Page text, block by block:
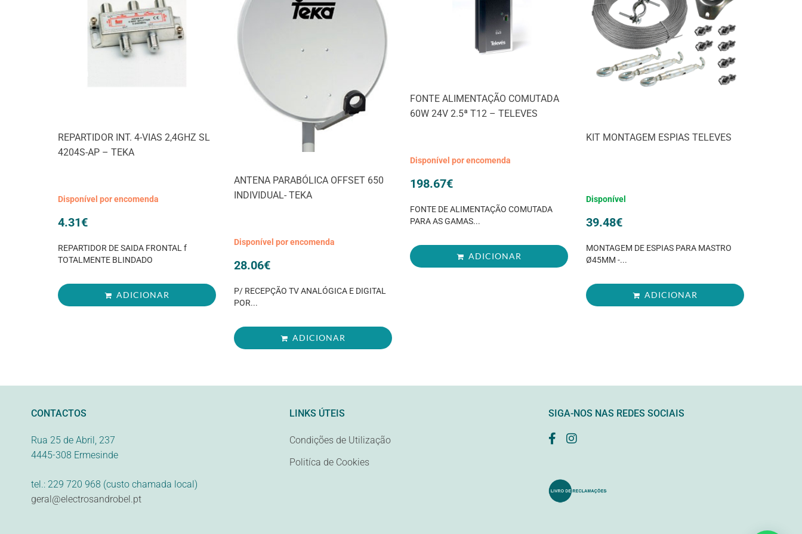
REPARTIDOR INT. 4-VIAS 2,4GHZ SL
4204S-AP – TEKA
Disponível por encomenda
4.31€
REPARTIDOR DE SAIDA FRONTAL f
TOTALMENTE BLINDADO
ADICIONAR
ANTENA PARABÓLICA OFFSET 650
INDIVIDUAL- TEKA
Disponível por encomenda
28.06€
P/ RECEPÇÃO TV ANALÓGICA E DIGITAL
POR...
ADICIONAR
FONTE ALIMENTAÇÃO COMUTADA
60W 24V 2.5ª T12 – TELEVES
Disponível por encomenda
198.67€
FONTE DE ALIMENTAÇÃO COMUTADA
PARA AS GAMAS...
ADICIONAR
KIT MONTAGEM ESPIAS TELEVES
Disponível
39.48€
MONTAGEM DE ESPIAS PARA MASTRO
Ø45MM -...
ADICIONAR
CONTACTOS
Rua 25 de Abril, 237
4445-308 Ermesinde
tel.: 229 720 968 (custo chamada local)
geral@electrosandrobel.pt
LINKS ÚTEIS
Condições de Utilização
Politíca de Cookies
SIGA-NOS NAS REDES SOCIAIS